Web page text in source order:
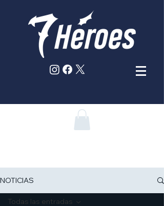
NOTICIAS
Todas las entradas